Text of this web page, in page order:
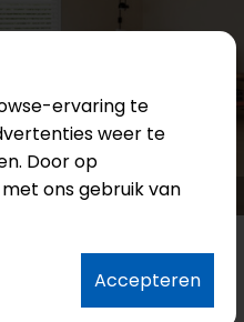
812
ervaring te
weer te
Door op
ons gebruik van
Accepteren